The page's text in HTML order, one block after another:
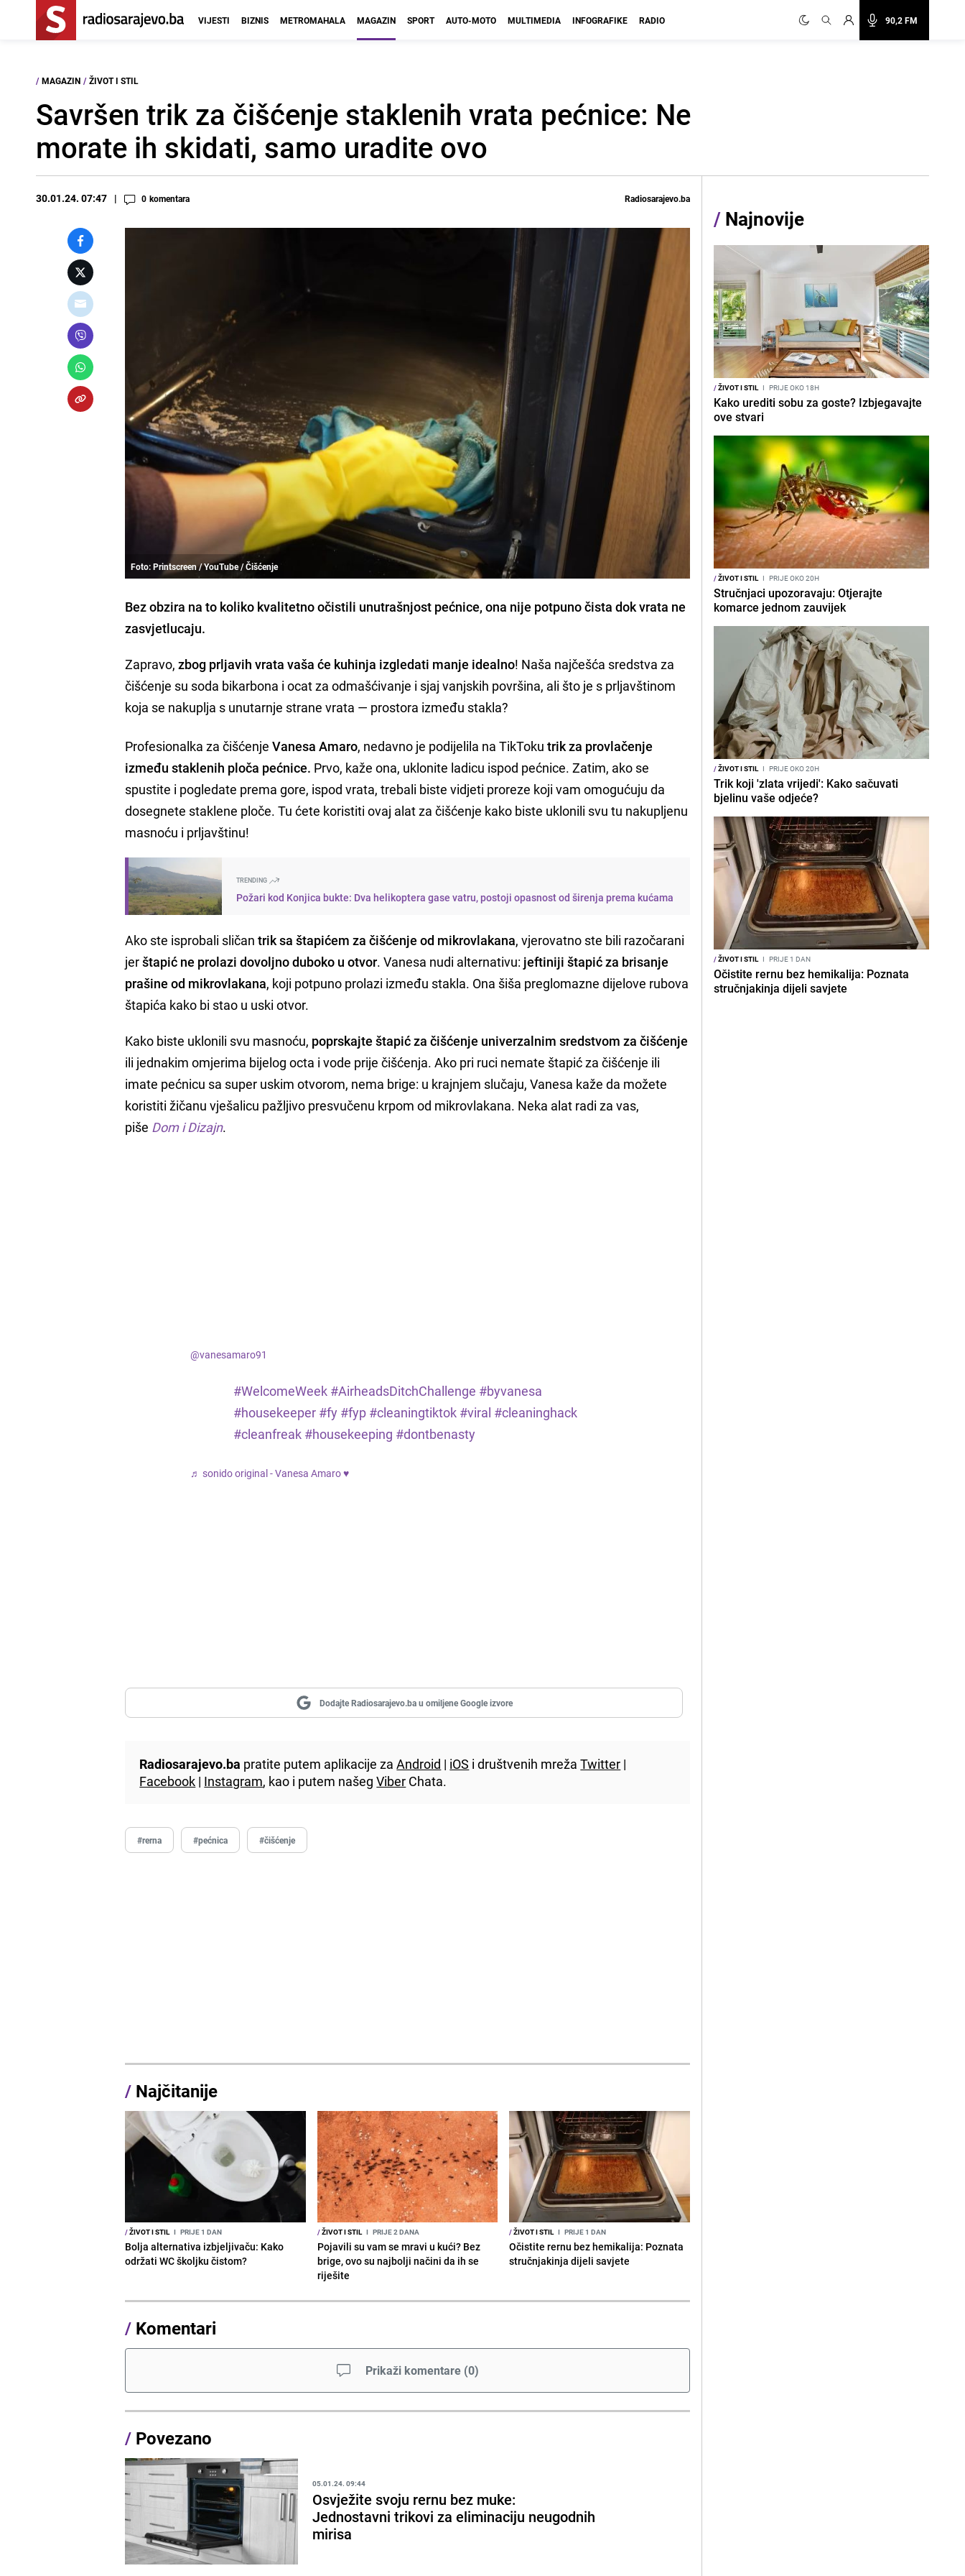
90,2 FM
VIJESTI BIZNIS METROMAHALA MAGAZIN SPORT AUTO-MOTO MULTIMEDIA INFOGRAFIKE RADIO
/ MAGAZIN / ŽIVOT I STIL
Savršen trik za čišćenje staklenih vrata pećnice: Ne
morate ih skidati, samo uradite ovo
30.01.24. 07:47 0 komentara Radiosarajevo.ba
Foto: Printscreen / YouTube / Čišćenje
Bez obzira na to koliko kvalitetno očistili unutrašnjost pećnice, ona nije potpuno čista dok vrata ne
zasvjetlucaju.
Zapravo,zbog prljavih vrata vaša će kuhinja izgledati manje idealno! Naša najčešća sredstva za
čišćenje su soda bikarbona i ocat za odmašćivanje i sjaj vanjskih površina, ali što je s prljavštinom
koja se nakuplja s unutarnje strane vrata — prostora između stakla?
Profesionalka za čišćenjeVanesa Amaro, nedavno je podijelila na TikToku trik za provlačenje
između staklenih ploča pećnice. Prvo, kaže ona, uklonite ladicu ispod pećnice. Zatim, ako se
spustite i pogledate prema gore, ispod vrata, trebali biste vidjeti proreze koji vam omogućuju da
dosegnete staklene ploče. Tu ćete koristiti ovaj alat za čišćenje kako biste uklonili svu tu nakupljenu
masnoću i prljavštinu!
TRENDING
Požari kod Konjica bukte: Dva helikoptera gase vatru, postoji opasnost od širenja prema kućama
Ako ste isprobali sličantrik sa štapićem za čišćenje od mikrovlakana, vjerovatno ste bili razočarani
jerštapić ne prolazi dovoljno duboko u otvor. Vanesa nudi alternativu: jeftiniji štapić za brisanje
prašine od mikrovlakana, koji potpuno prolazi između stakla. Ona šiša preglomazne dijelove rubova
štapića kako bi stao u uski otvor.
Kako biste uklonili svu masnoću, poprskajte štapić za čišćenje univerzalnim sredstvom za čišćenje
ili jednakim omjerima bijelog octa i vode prije čišćenja. Ako pri ruci nemate štapić za čišćenje ili
imate pećnicu sa super uskim otvorom, nema brige: u krajnjem slučaju, Vanesa kaže da možete
koristiti žičanu vješalicu pažljivo presvučenu krpom od mikrovlakana. Neka alat radi za vas,
piše Dom i Dizajn.
@vanesamaro91
#WelcomeWeek #AirheadsDitchChallenge #byvanesa
#housekeeper #fy #fyp #cleaningtiktok #viral #cleaninghack
#cleanfreak #housekeeping #dontbenasty
♬ sonido original - Vanesa Amaro ♥️
Dodajte Radiosarajevo.ba u omiljene Google izvore
Radiosarajevo.ba pratite putem aplikacije zaAndroid | iOS i društvenih mrežaTwitter |
Facebook | Instagram, kao i putem našegViber Chata.
#rerna #pećnica #čišćenje
/ Najčitanije
/ŽIVOT I STIL I PRIJE 1 DAN
Bolja alternativa izbjeljivaču: Kako
održati WC školjku čistom?
/ŽIVOT I STIL I PRIJE 2 DANA
Pojavili su vam se mravi u kući? Bez
brige, ovo su najbolji načini da ih se
riješite
/ŽIVOT I STIL I PRIJE 1 DAN
Očistite rernu bez hemikalija: Poznata
stručnjakinja dijeli savjete
/ Komentari
Prikaži komentare (0)
/ Povezano
05.01.24. 09:44
Osvježite svoju rernu bez muke:
Jednostavni trikovi za eliminaciju neugodnih
mirisa
/ Najnovije
/ŽIVOT I STIL I PRIJE OKO 18H
Kako urediti sobu za goste? Izbjegavajte
ove stvari
/ŽIVOT I STIL I PRIJE OKO 20H
Stručnjaci upozoravaju: Otjerajte
komarce jednom zauvijek
/ŽIVOT I STIL I PRIJE OKO 20H
Trik koji 'zlata vrijedi': Kako sačuvati
bjelinu vaše odjeće?
/ŽIVOT I STIL I PRIJE 1 DAN
Očistite rernu bez hemikalija: Poznata
stručnjakinja dijeli savjete